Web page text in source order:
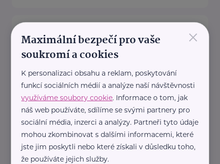
Zdravotnické potřeby, Distribuce
PZT, s.r.o.
Palackého 187 Turnov
Společnost Distribuce PZT, s.r.o.
, působící na českém trhu v
oblasti zdravotnických potřeb již
od roku ...
https://www.zdravotnicke-
potreby.cz/
+420 777 151 911
×
Maximální bezpečí pro vaše
soukromí a cookies
K personalizaci obsahu a reklam, poskytování
funkcí sociálních médií a analýze naší návštěvnosti
využíváme soubory cookie. Informace o tom, jak
náš web používáte, sdílíme se svými partnery pro
sociální média, inzerci a analýzy. Partneři tyto údaje
mohou zkombinovat s dalšími informacemi, které
jste jim poskytli nebo které získali v důsledku toho,
že používáte jejich služby.